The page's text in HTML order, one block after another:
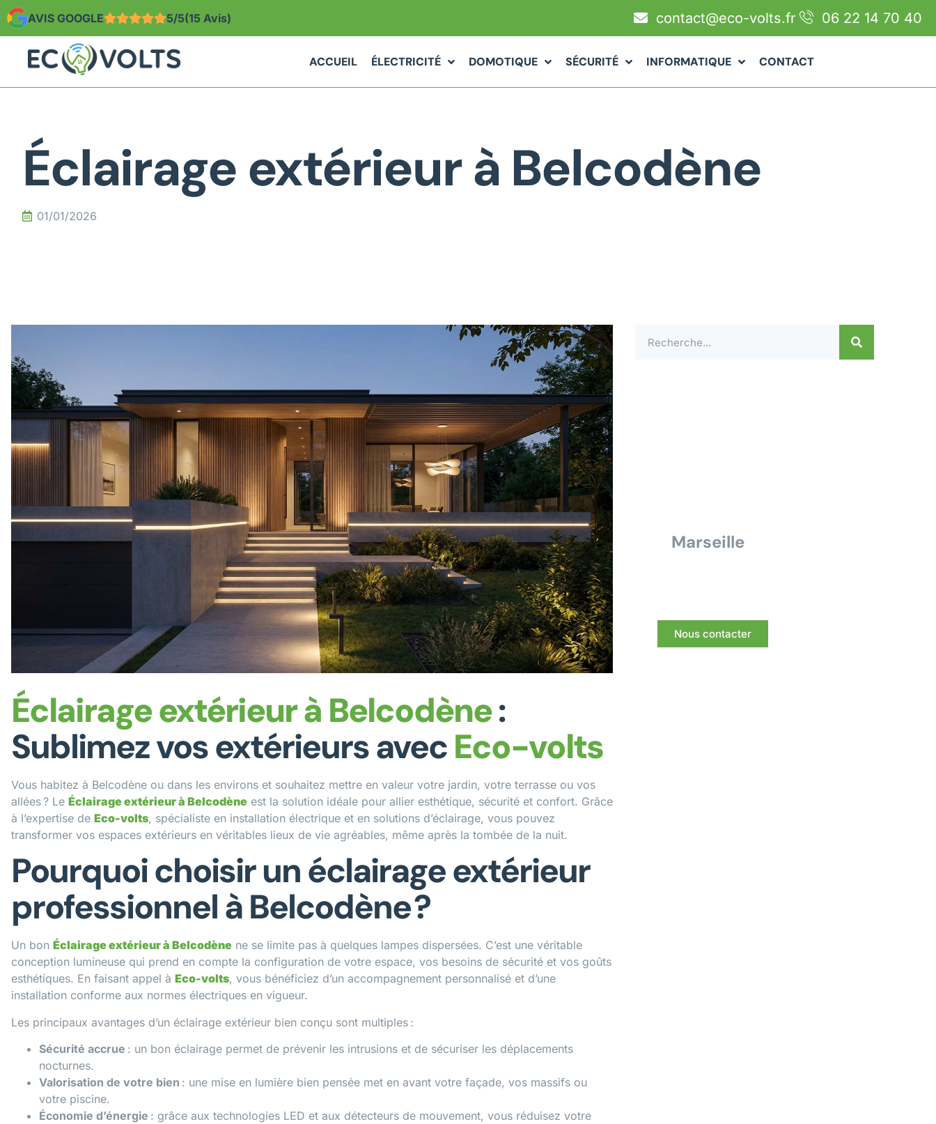
AVIS GOOGLE 5/5(15 Avis) contact@eco-volts.fr 06 22 14 70 40
ACCUEIL ÉLECTRICITÉ DOMOTIQUE SÉCURITÉ INFORMATIQUE CONTACT
Éclairage extérieur à Belcodène
01/01/2026
Éclairage extérieur à Belcodène:
Sublimez vos extérieurs avecEco-volts
Vous habitez à Belcodène ou dans les environs et souhaitez mettre en valeur votre jardin, votre terrasse ou vos
allées ? Le Éclairage extérieur à Belcodène est la solution idéale pour allier esthétique, sécurité et confort. Grâce
à l’expertise de Eco-volts, spécialiste en installation électrique et en solutions d’éclairage, vous pouvez
transformer vos espaces extérieurs en véritables lieux de vie agréables, même après la tombée de la nuit.
Pourquoi choisir un éclairage extérieur
professionnel à Belcodène ?
Un bon Éclairage extérieur à Belcodène ne se limite pas à quelques lampes dispersées. C’est une véritable
conception lumineuse qui prend en compte la configuration de votre espace, vos besoins de sécurité et vos goûts
esthétiques. En faisant appel à Eco-volts, vous bénéficiez d’un accompagnement personnalisé et d’une
installation conforme aux normes électriques en vigueur.
Les principaux avantages d’un éclairage extérieur bien conçu sont multiples :
Sécurité accrue : un bon éclairage permet de prévenir les intrusions et de sécuriser les déplacements
nocturnes.
Valorisation de votre bien : une mise en lumière bien pensée met en avant votre façade, vos massifs ou
votre piscine.
Économie d’énergie : grâce aux technologies LED et aux détecteurs de mouvement, vous réduisez votre
Marseille
Nous contacter